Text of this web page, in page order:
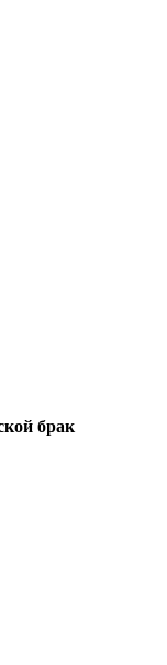
брак